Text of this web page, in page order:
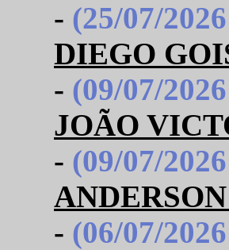
- (25/07/
DIEGO
- (09/07/
JOÃO
- (09/07/
- (06/07/